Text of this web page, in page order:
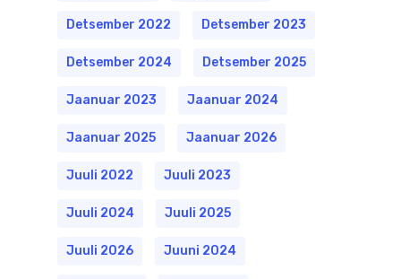
Detsember 2022 Detsember 2023
Detsember 2024 Detsember 2025
Jaanuar 2023 Jaanuar 2024
Jaanuar 2025 Jaanuar 2026
Juuli 2022 Juuli 2023
Juuli 2024 Juuli 2025
Juuli 2026 Juuni 2024